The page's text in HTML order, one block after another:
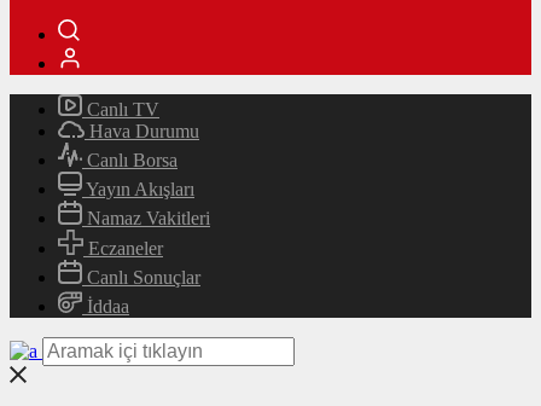
Canlı TV
Hava Durumu
Canlı Borsa
Yayın Akışları
Namaz Vakitleri
Eczaneler
Canlı Sonuçlar
İddaa